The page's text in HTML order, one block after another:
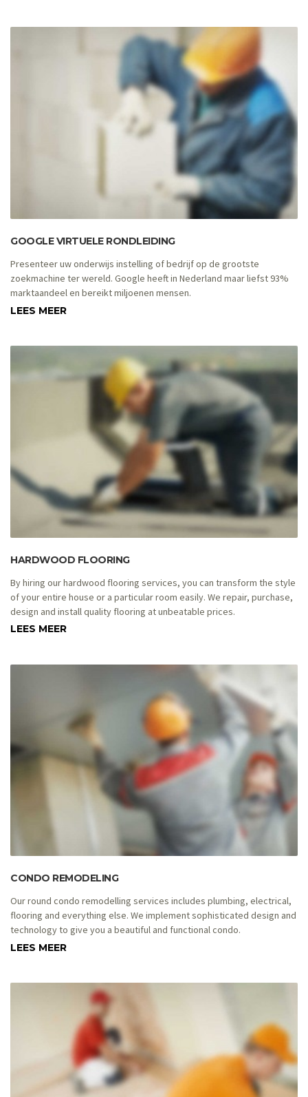
GOOGLE VIRTUELE RONDLEIDING
Presenteer uw onderwijs instelling of bedrijf op de grootste
zoekmachine ter wereld. Google heeft in Nederland maar liefst 93%
marktaandeel en bereikt miljoenen mensen.
LEES MEER
HARDWOOD FLOORING
By hiring our hardwood flooring services, you can transform the style
of your entire house or a particular room easily. We repair, purchase,
design and install quality flooring at unbeatable prices.
LEES MEER
CONDO REMODELING
Our round condo remodelling services includes plumbing, electrical,
flooring and everything else. We implement sophisticated design and
technology to give you a beautiful and functional condo.
LEES MEER